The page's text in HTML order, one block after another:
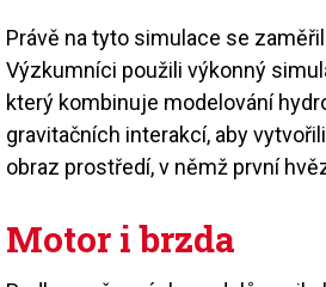
Právě na tyto simulace se
Výzkumníci použili výkonný
který kombinuje modelování
gravitačních interakcí, aby
obraz prostředí, v němž první
Motor i brzda